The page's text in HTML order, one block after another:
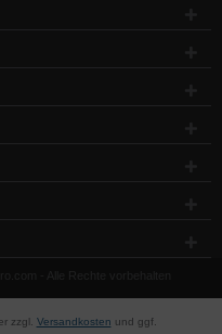
- Alle Rechte vorbehalten
zzgl. Versandkosten und ggf.